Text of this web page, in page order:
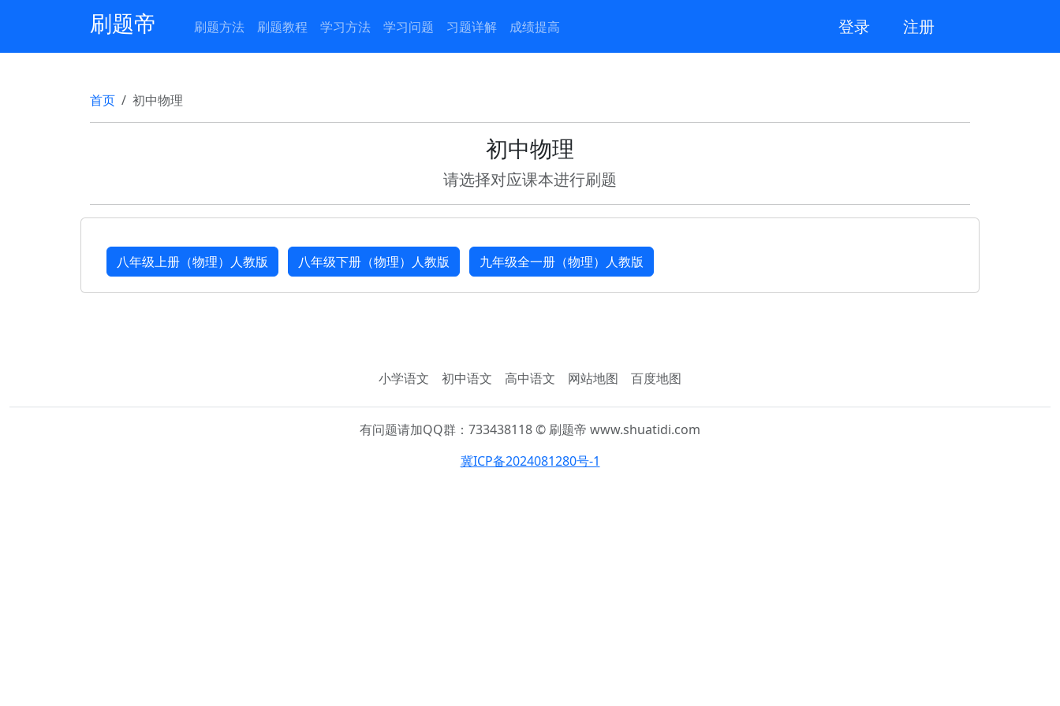
刷题帝 刷题方法 刷题教程 学习方法 学习问题 习题详解 成绩提高 登录 注册
首页 初中物理
初中物理
请选择对应课本进行刷题
八年级上册（物理）人教版 八年级下册（物理）人教版 九年级全一册（物理）人教版
小学语文 初中语文 高中语文 网站地图 百度地图
有问题请加QQ群：733438118 © 刷题帝 www.shuatidi.com
冀ICP备2024081280号-1